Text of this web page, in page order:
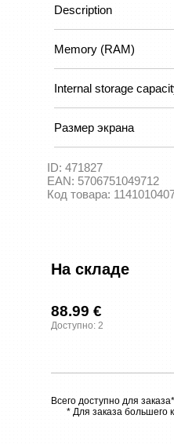
Description
Memory (RAM)
Internal storage
Размер экрана
ID: 471827
EAN: 5706751049712
Код товара:
На складе
88.99 €
Доступно: 2
Всего доступно для
* Для заказа большего